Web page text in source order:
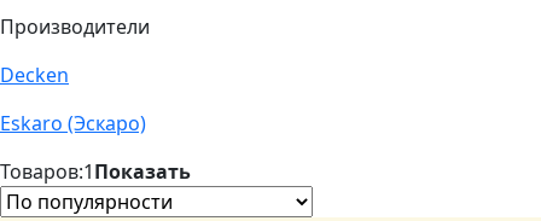
Производители
Decken
Eskaro (Эскаро)
Товаров:1Показать